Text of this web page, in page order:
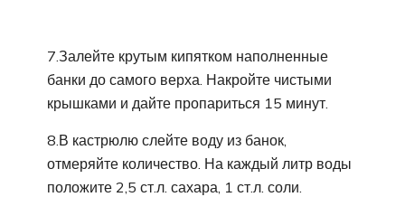
7.Залейте крутым кипятком наполненные
банки до самого верха. Накройте чистыми
крышками и дайте пропариться 15 минут.
8.В кастрюлю слейте воду из банок,
отмеряйте количество. На каждый литр воды
положите 2,5 ст.л. сахара, 1 ст.л. соли.